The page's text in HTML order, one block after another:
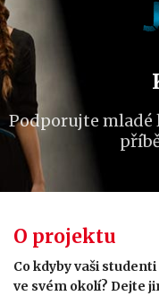
Podporujte mladé
O projektu
Co kdyby vaši
ve svém okolí? Dejte